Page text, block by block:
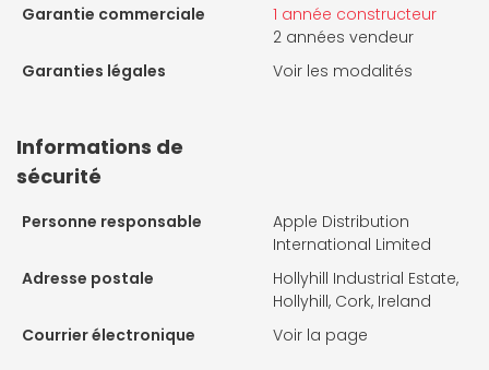
Garantie commerciale
1 année constructeur
2 années vendeur
Garanties légales
Voir les modalités
Informations de
sécurité
Personne responsable
Apple Distribution
International Limited
Adresse postale
Hollyhill Industrial Estate,
Hollyhill, Cork, Ireland
Courrier électronique
Voir la page